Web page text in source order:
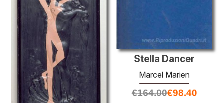
Stella Dancer
Marcel Marien
€164.00€98.40